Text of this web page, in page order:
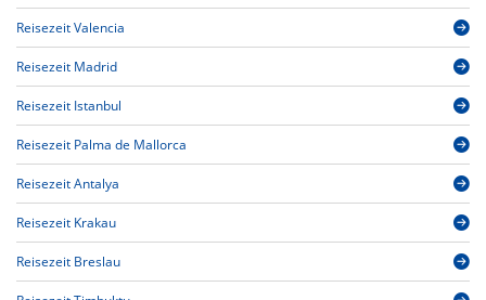
Reisezeit Valencia
Reisezeit Madrid
Reisezeit Istanbul
Reisezeit Palma de Mallorca
Reisezeit Antalya
Reisezeit Krakau
Reisezeit Breslau